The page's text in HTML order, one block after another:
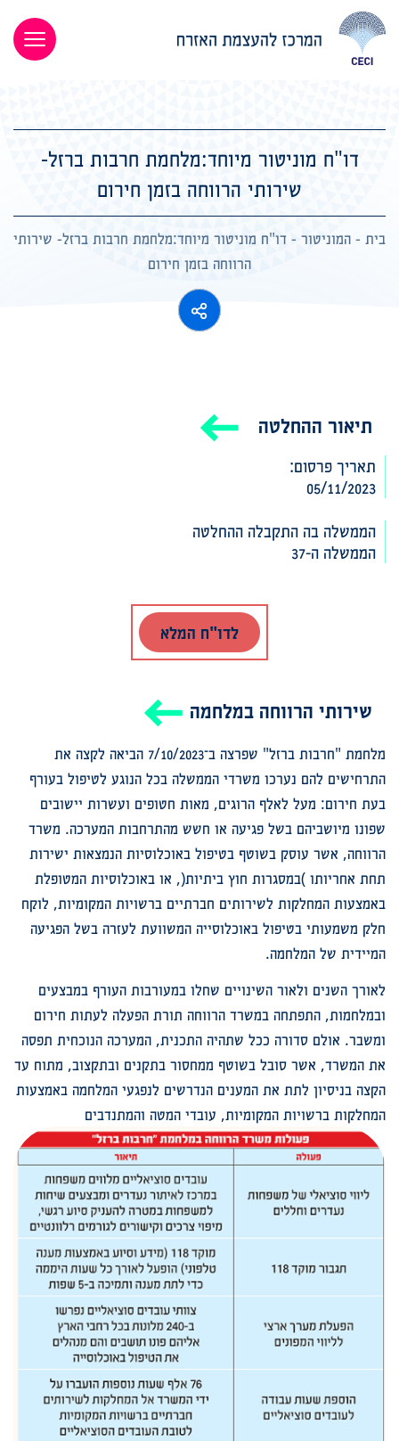
דו"ח מוניטור מיוחד:מלחמת חרבות ברזל-
שירותי הרווחה בזמן חירום
בית - המוניטור - דו"ח מוניטור מיוחד:מלחמת חרבות ברזל- שירותי
הרווחה בזמן חירום
שירותי הרווחה במלחמה
מלחמת "חרבות ברזל" שפרצה ב־7/10/2023 הביאה לקצה את
התרחישים להם נערכו משרדי הממשלה בכל הנוגע לטיפול בעורף
בעת חירום: מעל לאלף הרוגים, מאות חטופים ועשרות יישובים
שפונו מיושביהם בשל פגיעה או חשש מהתרחבות המערכה. משרד
הרווחה, אשר עוסק בשוטף בטיפול באוכלוסיות הנמצאות ישירות
תחת אחריותו )במסגרות חוץ ביתיות(, או באוכלוסיות המטופלת
באמצעות המחלקות לשירותים חברתיים ברשויות המקומיות, לוקח
חלק משמעותי בטיפול באוכלוסייה המשוועת לעזרה בשל הפגיעה
המיידית של המלחמה.
לאורך השנים ולאור השינויים שחלו במעורבות העורף במבצעים
ובמלחמות, התפתחה במשרד הרווחה תורת הפעלה לעתות חירום
ומשבר. אולם סדורה ככל שתהיה התכנית, המערכה הנוכחית תפסה
את המשרד, אשר סובל בשוטף ממחסור בתקנים ובתקצוב, מתוח עד
הקצה בניסיון לתת את המענים הנדרשים לנפגעי המלחמה באמצעות
המחלקות ברשויות המקומיות, עובדי המטה והמתנדבים
תיאור ההחלטה
תאריך פרסום:
05/11/2023
הממשלה בה התקבלה ההחלטה‎‎
הממשלה ה-37
לדו"ח המלא